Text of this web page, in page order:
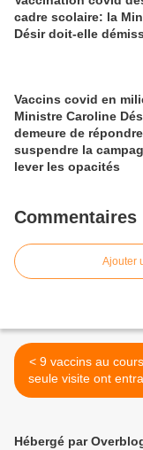
cadre scolaire: la
Désir doit-elle
Vaccins covid en
Ministre Caroline
demeure de
suspendre la
lever les opacités
Commentaires
Ajouter
< 9 vaccins au cours d’une
seule visite ont
graves dommages
Hébergé par